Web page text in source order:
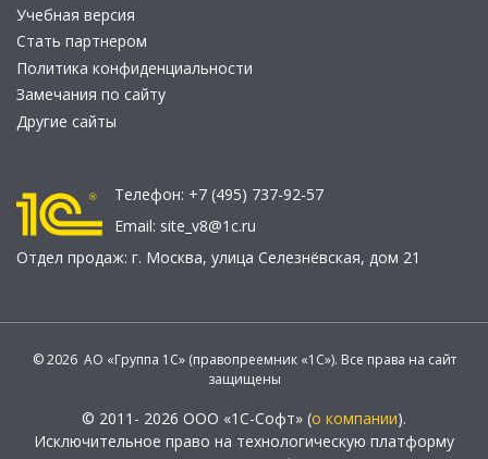
Учебная версия
Стать партнером
Политика конфиденциальности
Замечания по сайту
Другие сайты
Телефон: +7 (495) 737-92-57
Email: site_v8@1c.ru
Отдел продаж: г. Москва, улица Селезнёвская, дом 21
© 2026 АО «Группа 1С» (правопреемник «1С»). Все права на сайт
защищены
© 2011- 2026 ООО «1С-Софт» (о компании).
Исключительное право на технологическую платформу